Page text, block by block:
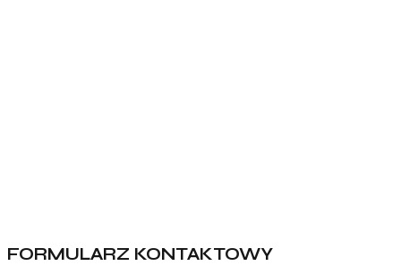
FORMULARZ KONTAKTOWY